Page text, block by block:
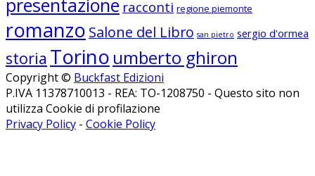
presentazione racconti regione piemonte
romanzo Salone del Libro san pietro sergio d'ormea
storia Torino umberto ghiron
Copyright © Buckfast Edizioni
P.IVA 11378710013 - REA: TO-1208750 - Questo sito non
utilizza Cookie di profilazione
Privacy Policy - Cookie Policy